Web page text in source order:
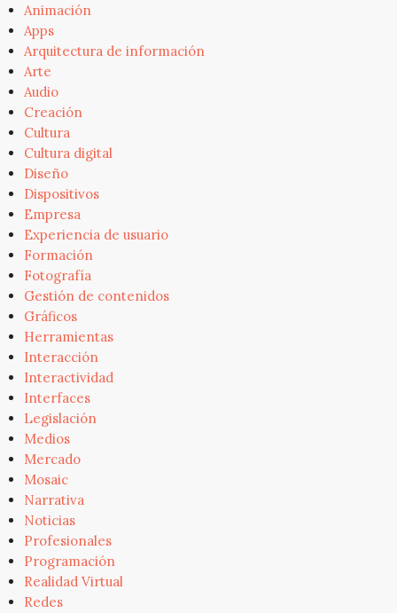
Animación
Apps
Arquitectura de información
Arte
Audio
Creación
Cultura
Cultura digital
Diseño
Dispositivos
Empresa
Experiencia de usuario
Formación
Fotografía
Gestión de contenidos
Gráficos
Herramientas
Interacción
Interactividad
Interfaces
Legislación
Medios
Mercado
Mosaic
Narrativa
Noticias
Profesionales
Programación
Realidad Virtual
Redes